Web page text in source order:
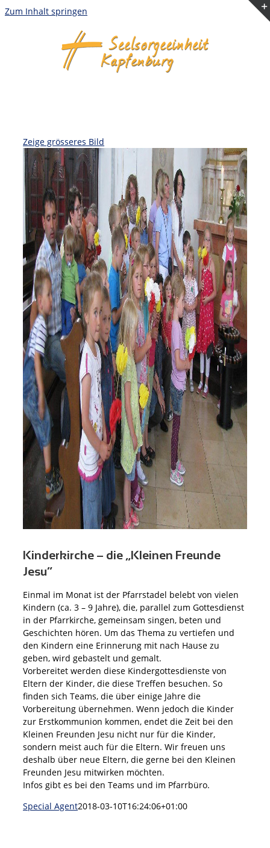
Zum Inhalt springen
Zeige grösseres Bild
Kinderkirche – die „Kleinen Freunde
Jesu“
Einmal im Monat ist der Pfarrstadel belebt von vielen
Kindern (ca. 3 – 9 Jahre), die, parallel zum Gottesdienst
in der Pfarrkirche, gemeinsam singen, beten und
Geschichten hören. Um das Thema zu vertiefen und
den Kindern eine Erinnerung mit nach Hause zu
geben, wird gebastelt und gemalt.
Vorbereitet werden diese Kindergottesdienste von
Eltern der Kinder, die diese Treffen besuchen. So
finden sich Teams, die über einige Jahre die
Vorbereitung übernehmen. Wenn jedoch die Kinder
zur Erstkommunion kommen, endet die Zeit bei den
Kleinen Freunden Jesu nicht nur für die Kinder,
sondern meist auch für die Eltern. Wir freuen uns
deshalb über neue Eltern, die gerne bei den Kleinen
Freunden Jesu mitwirken möchten.
Infos gibt es bei den Teams und im Pfarrbüro.
Special Agent2018-03-10T16:24:06+01:00